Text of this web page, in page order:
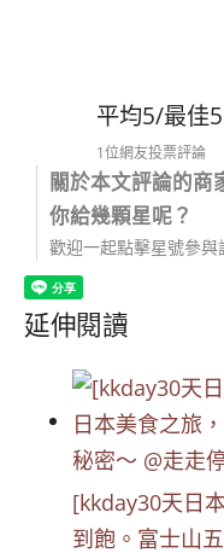
平均5/最佳
1位網友投票評論
關於本文評論的商
你給幾顆星呢？
歡迎一起點擊星號參與
延伸閱讀
[kkday30天日
到飽。富士山